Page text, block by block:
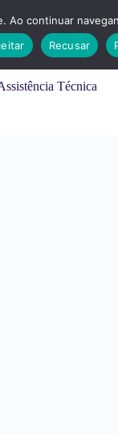
Técnica
Ao continuar
Recusar